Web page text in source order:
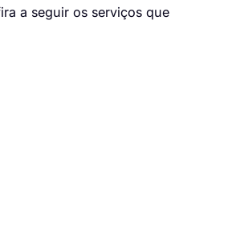
a seguir os serviços que